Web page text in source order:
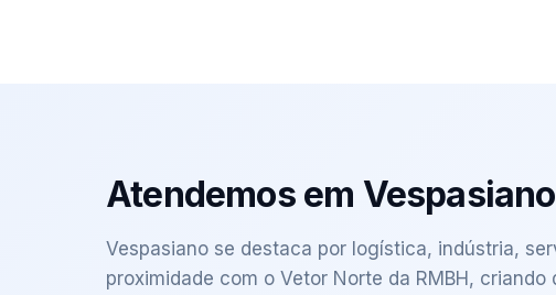
Atendemos em Vespasiano
Vespasiano se destaca por logística, indústria,
proximidade com o Vetor Norte da RMBH, criando